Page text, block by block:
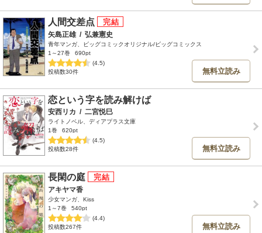
人間交差点
矢島正雄 / 弘兼憲史
青年マンガ、ビッグコミックオリジナル/ビッグコミックス
1～27巻
690pt
(4.5)
投稿数30件
無料立読み
恋という字を読み解けば
安西リカ / 二宮悦巳
ライトノベル、ディアプラス文庫
1巻
620pt
(4.5)
投稿数28件
無料立読み
長閑の庭
アキヤマ香
少女マンガ、Kiss
1～7巻
540pt
(4.4)
投稿数267件
無料立読み